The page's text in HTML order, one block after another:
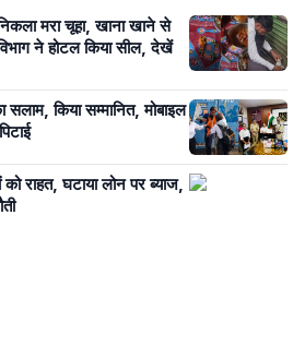
मरा चूहा, खाना खाने से
ने होटल किया सील, देखें
सलाम, किया सम्मानित, मोबाइल
राहत, घटाया लोन पर ब्याज,